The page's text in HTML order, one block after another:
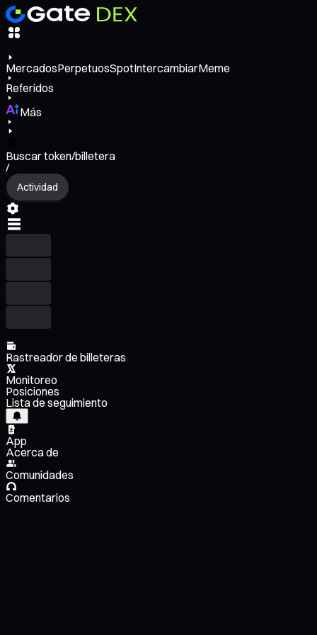
MercadosPerpetuosSpotIntercambiarMeme
Referidos
Más
Buscar token/billetera
/
Actividad
Rastreador de billeteras
Monitoreo
Posiciones
Lista de seguimiento
App
Acerca de
Comunidades
Comentarios